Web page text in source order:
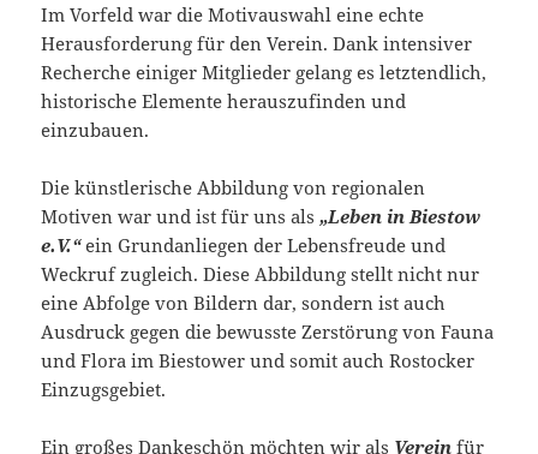
Im Vorfeld war die Motivauswahl eine echte
Herausforderung für den Verein. Dank intensiver
Recherche einiger Mitglieder gelang es letztendlich,
historische Elemente herauszufinden und
einzubauen.
Die künstlerische Abbildung von regionalen
Motiven war und ist für uns als„Leben in Biestow
e.V.“ein Grundanliegen der Lebensfreude und
Weckruf zugleich. Diese Abbildung stellt nicht nur
eine Abfolge von Bildern dar, sondern ist auch
Ausdruck gegen die bewusste Zerstörung von Fauna
und Flora im Biestower und somit auch Rostocker
Einzugsgebiet.
Ein großes Dankeschön möchten wir als Vereinfür